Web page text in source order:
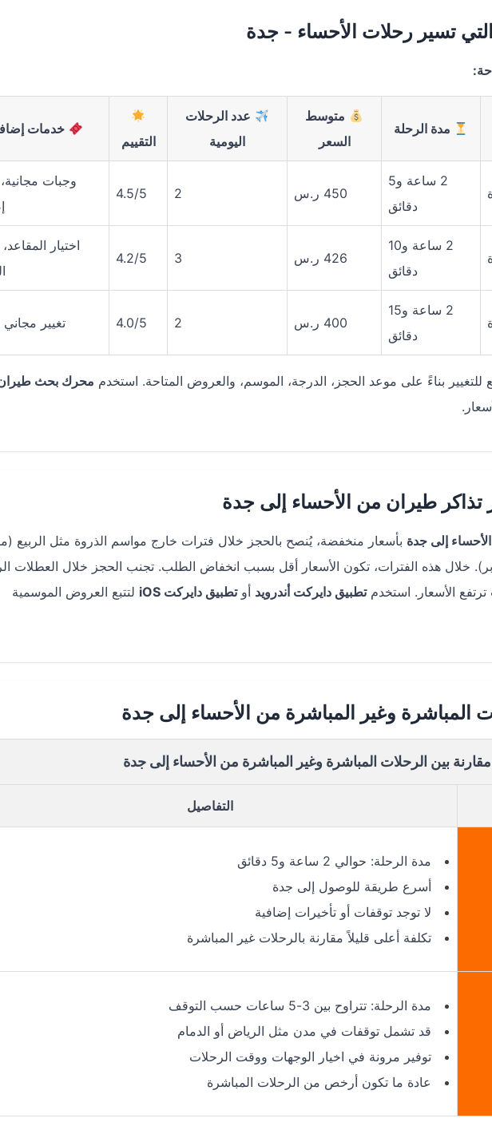
تسير رحلات الأحساء - جدة
مدة الرحلة
متوسط
السعر
عدد الرحلات
اليومية
التقييم
خدمات
2 ساعة و5
دقائق
450 ر.س 2
4.5/5
وجبات
2 ساعة و10
دقائق
426 ر.س 3
4.2/5
اختيار المقاعد،
2 ساعة و15
دقائق
400 ر.س 2
4.0/5 تغيير مجاني
للتغيير بناءً على موعد الحجز، الدرجة، الموسم، والعروض المتاحة. استخدم محرك بحث
طيران من الأحساء إلى جدة
إلى جدة بأسعار منخفضة، يُنصح بالحجز خلال فترات خارج مواسم الذروة مثل الربيع
خلال هذه الفترات، تكون الأسعار أقل بسبب انخفاض الطلب. تجنب الحجز خلال العطلات
الأسعار. استخدمتطبيق دايركت أندرويد أوتطبيق دايركت iOS
لتتبع العروض الموسمية
المباشرة وغير المباشرة من الأحساء إلى جدة
مقارنة بين الرحلات المباشرة وغير المباشرة من الأحساء إلى جدة
التفاصيل
مدة الرحلة: حوالي 2 ساعة و5 دقائق
أسرع طريقة للوصول إلى جدة
لا توجد توقفات أو تأخيرات إضافية
تكلفة أعلى قليلاً مقارنة بالرحلات غير المباشرة
مدة الرحلة: تتراوح بين 3-5 ساعات حسب التوقف
قد تشمل توقفات في مدن مثل الرياض أو الدمام
توفير مرونة في اخيار الوجهات ووقت الرحلات
عادة ما تكون أرخص من الرحلات المباشرة